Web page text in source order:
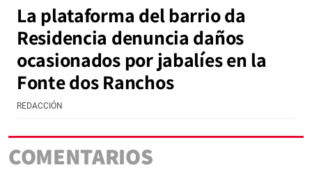
La plataforma del barrio da
Residencia denuncia daños
ocasionados por jabalíes en la
Fonte dos Ranchos
REDACCIÓN
COMENTARIOS